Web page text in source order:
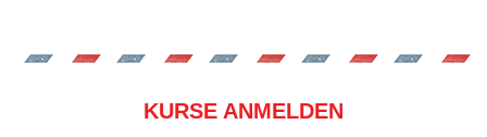
KURSE ANMELDEN